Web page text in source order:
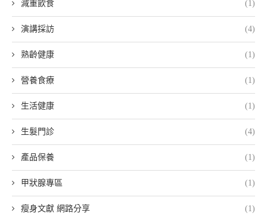
減重飲食 (1)
演講採訪 (4)
熟齡健康 (1)
營養食療 (1)
生活健康 (1)
生髮門診 (4)
產品保養 (1)
甲狀腺專區 (1)
瘦身文獻 網路分享 (1)